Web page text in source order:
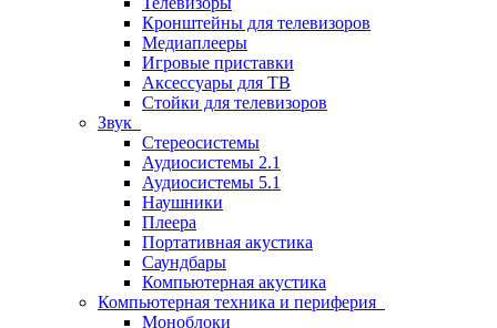
Кронштейны для телевизоров
Медиаплееры
Игровые приставки
Аксессуары для ТВ
Стойки для телевизоров
Звук
Стереосистемы
Аудиосистемы 2.1
Аудиосистемы 5.1
Наушники
Плеера
Портативная акустика
Саундбары
Компьютерная акустика
Компьютерная техника и периферия
Моноблоки